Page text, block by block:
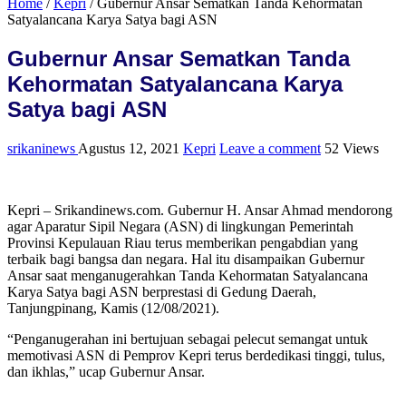
Satyalancana Karya Satya bagi ASN
Gubernur Ansar Sematkan Tanda
Kehormatan Satyalancana Karya
Satya bagi ASN
srikaninews Agustus 12, 2021 Kepri Leave a comment 52 Views
Kepri – Srikandinews.com. Gubernur H. Ansar Ahmad mendorong
agar Aparatur Sipil Negara (ASN) di lingkungan Pemerintah
Provinsi Kepulauan Riau terus memberikan pengabdian yang
terbaik bagi bangsa dan negara. Hal itu disampaikan Gubernur
Ansar saat menganugerahkan Tanda Kehormatan Satyalancana
Karya Satya bagi ASN berprestasi di Gedung Daerah,
Tanjungpinang, Kamis (12/08/2021).
“Penganugerahan ini bertujuan sebagai pelecut semangat untuk
memotivasi ASN di Pemprov Kepri terus berdedikasi tinggi, tulus,
dan ikhlas,” ucap Gubernur Ansar.